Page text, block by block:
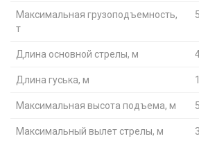
Максимальная грузоподъемность,
т
Длина основной стрелы, м
Длина гуська, м
Максимальная высота подъема, м
Максимальный вылет стрелы, м